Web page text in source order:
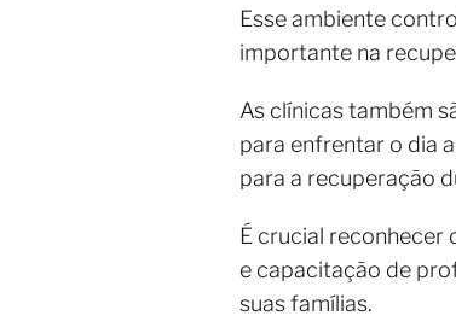
Esse ambiente
importante na
As clínicas também
para enfrentar o dia
para a recuperação
É crucial reconhecer
e capacitação de
suas famílias.